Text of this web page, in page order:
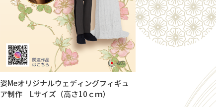
姿Meオリジナルウェディングフィギュ
ア制作 Lサイズ（高さ10ｃｍ）